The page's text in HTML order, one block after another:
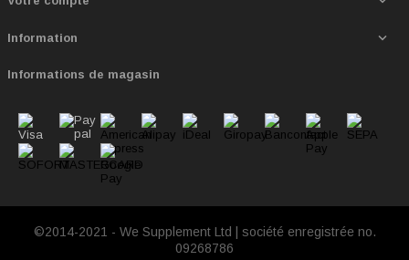
Information 
Informations de magasin
©2014-2021 - We Supplement Ltd | société enregistrée no.
09268786